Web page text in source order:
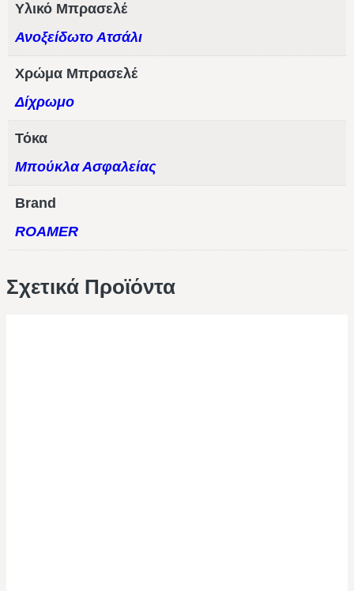
Υλικό Μπρασελέ
Ανοξείδωτο Ατσάλι
Χρώμα Μπρασελέ
Δίχρωμο
Τόκα
Μπούκλα Ασφαλείας
Brand
ROAMER
Σχετικά Προϊόντα